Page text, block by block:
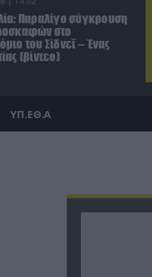
Παραλίγο σύγκρουση
στο
του Σίδνεϊ – Ένας
(βίντεο)
ΥΠ.ΕΘ.Α